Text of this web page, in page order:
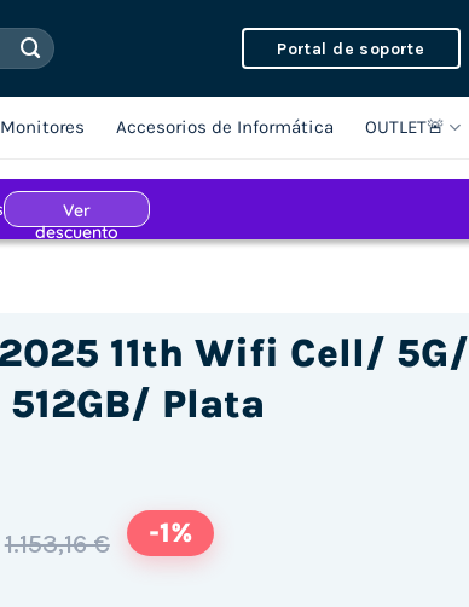
Portal de soporte
Monitores Accesorios de Informática OUTLET🚨
11th Wifi Cell/ 5G/
Plata
1.153,16 € -1%